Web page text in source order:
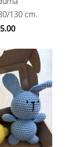
130 cm.